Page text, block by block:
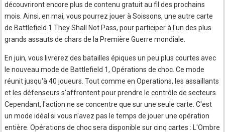
découvriront encore plus de contenu gratuit au fil des prochains
mois. Ainsi, en mai, vous pourrez jouer à Soissons, une autre carte
de Battlefield 1 They Shall Not Pass, pour participer à l'un des plus
grands assauts de chars de la Première Guerre mondiale.
En juin, vous livrerez des batailles épiques un peu plus courtes avec
le nouveau mode de Battlefield 1, Opérations de choc. Ce mode
réunit jusqu'à 40 joueurs. Tout comme en Operations, les assaillants
et les défenseurs s'affrontent pour prendre le contrôle de secteurs.
Cependant, l'action ne se concentre que sur une seule carte. C'est
un mode idéal si vous n'avez pas le temps de jouer une opération
entière. Opérations de choc sera disponible sur cinq cartes : L'Ombre